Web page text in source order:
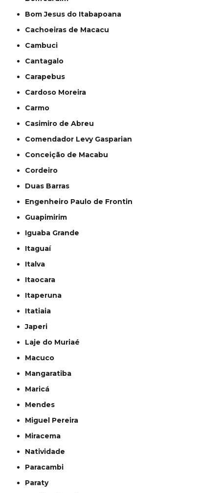
Bom Jesus do Itabapoana
Cachoeiras de Macacu
Cambuci
Cantagalo
Carapebus
Cardoso Moreira
Carmo
Casimiro de Abreu
Comendador Levy Gasparian
Conceição de Macabu
Cordeiro
Duas Barras
Engenheiro Paulo de Frontin
Guapimirim
Iguaba Grande
Itaguaí
Italva
Itaocara
Itaperuna
Itatiaia
Japeri
Laje do Muriaé
Macuco
Mangaratiba
Maricá
Mendes
Miguel Pereira
Miracema
Natividade
Paracambi
Paraty